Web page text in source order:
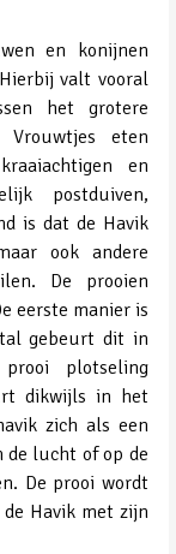
en konijnen
valt vooral
het grotere
eten
en
postduiven,
is dat de Havik
ook andere
De prooien
eerste manier is
gebeurt dit in
plotseling
dikwijls in het
zich als een
de lucht of op de
De prooi wordt
Havik met zijn